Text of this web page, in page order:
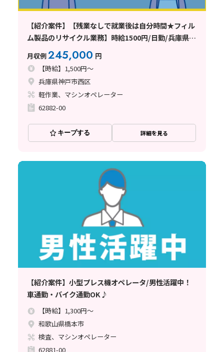
【紹介案件】【残業なしで就業後は自分時間★フィル
ム製品のリサイクル業務】時給1500円/日勤/兵庫県神
戸市西区高塚台/土日祝休み/寮完備/20〜50代の男女
活躍中/モクモク作業/重量物の取り
月収例245,000 円
【時給】1,500円～
兵庫県神戸市西区
軽作業、マシンオペレーター
62882-00
キープする 詳細を見る
【紹介案件】小型プレス機オペレータ/男性活躍中！
車通勤・バイク通勤OK♪
【時給】1,300円～
和歌山県橋本市
検査、マシンオペレーター
62881-00